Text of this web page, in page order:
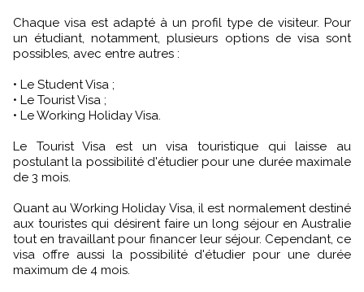
Chaque visa est adapté à un profil type de visiteur. Pour
un étudiant, notamment, plusieurs options de visa sont
possibles, avec entre autres :
• Le Student Visa ;
• Le Tourist Visa ;
• Le Working Holiday Visa.
Le Tourist Visa est un visa touristique qui laisse au
postulant la possibilité d'étudier pour une durée maximale
de 3 mois.
Quant au Working Holiday Visa, il est normalement destiné
aux touristes qui désirent faire un long séjour en Australie
tout en travaillant pour financer leur séjour. Cependant, ce
visa offre aussi la possibilité d'étudier pour une durée
maximum de 4 mois.